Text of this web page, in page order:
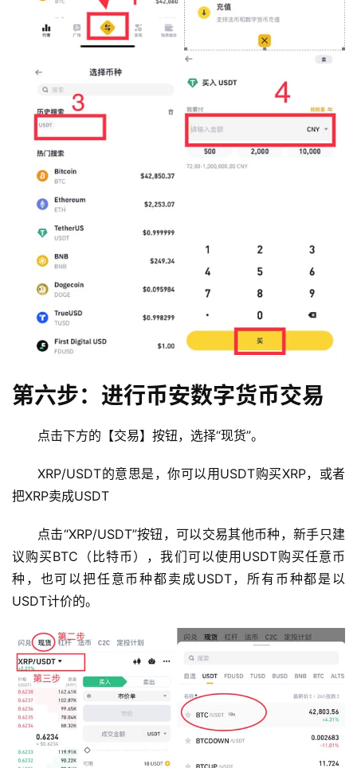
行
情
圈
问
题
第六步：进行币安数字货币交易
点击下方的【交易】按钮，选择“现货”。
XRP/USDT的意思是，你可以用USDT购买XRP，或者
把XRP卖成USDT
点击“XRP/USDT”按钮，可以交易其他币种，新手只建
议购买BTC（比特币），我们可以使用USDT购买任意币
种，也可以把任意币种都卖成USDT，所有币种都是以
USDT计价的。